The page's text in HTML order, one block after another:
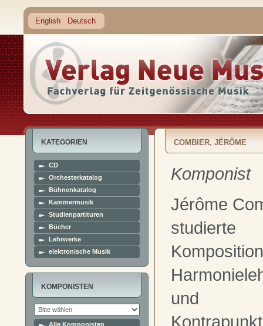
English Deutsch
KATEGORIEN
CD
Orchesterkatalog
Bühnenkatalog
Kammermusik
Studienpartituren
Bücher
Lehrwerke
elektronische Musik
KOMPONISTEN
Alle Komponisten
COMBIER, JÉRÔME
Komponist
Jérôme
studierte
und